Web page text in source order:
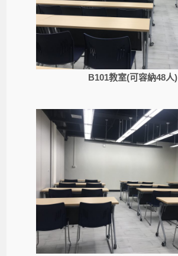
B101教室(可容納48人)